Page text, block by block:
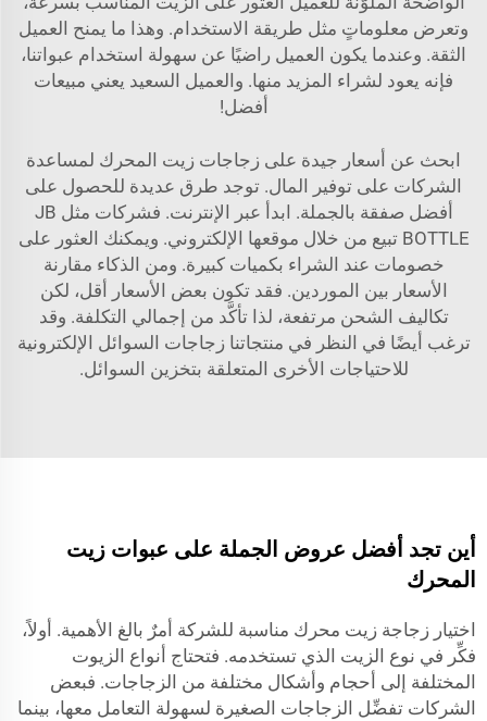
وتعرض معلوماتٍ مثل طريقة الاستخدام. وهذا ما يمنح العميل
الثقة. وعندما يكون العميل راضيًا عن سهولة استخدام عبواتنا،
فإنه يعود لشراء المزيد منها. والعميل السعيد يعني مبيعات
أفضل!
ابحث عن أسعار جيدة على زجاجات زيت المحرك لمساعدة
الشركات على توفير المال. توجد طرق عديدة للحصول على
أفضل صفقة بالجملة. ابدأ عبر الإنترنت. فشركات مثل JB
BOTTLE تبيع من خلال موقعها الإلكتروني. ويمكنك العثور على
خصومات عند الشراء بكميات كبيرة. ومن الذكاء مقارنة
الأسعار بين الموردين. فقد تكون بعض الأسعار أقل، لكن
تكاليف الشحن مرتفعة، لذا تأكَّد من إجمالي التكلفة. وقد
ترغب أيضًا في النظر في منتجاتنازجاجات السوائل الإلكترونية
للاحتياجات الأخرى المتعلقة بتخزين السوائل.
أين تجد أفضل عروض الجملة على عبوات زيت
المحرك
اختيار زجاجة زيت محرك مناسبة للشركة أمرٌ بالغ الأهمية. أولاً،
فكِّر في نوع الزيت الذي تستخدمه. فتحتاج أنواع الزيوت
المختلفة إلى أحجام وأشكال مختلفة من الزجاجات. فبعض
الشركات تفضِّل الزجاجات الصغيرة لسهولة التعامل معها، بينما